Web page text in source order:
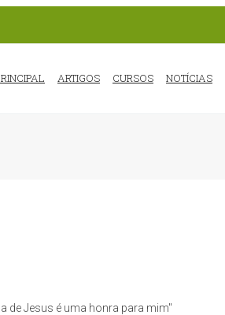
ARTIGOS CURSOS NOTÍCIAS
de Jesus é uma honra para mim"